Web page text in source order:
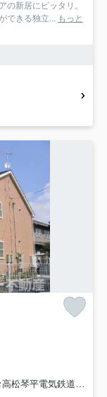
の新居にピッタリ。
できる独立... もっと
高松琴平電気鉄道琴平線「綾川」駅 徒歩20分